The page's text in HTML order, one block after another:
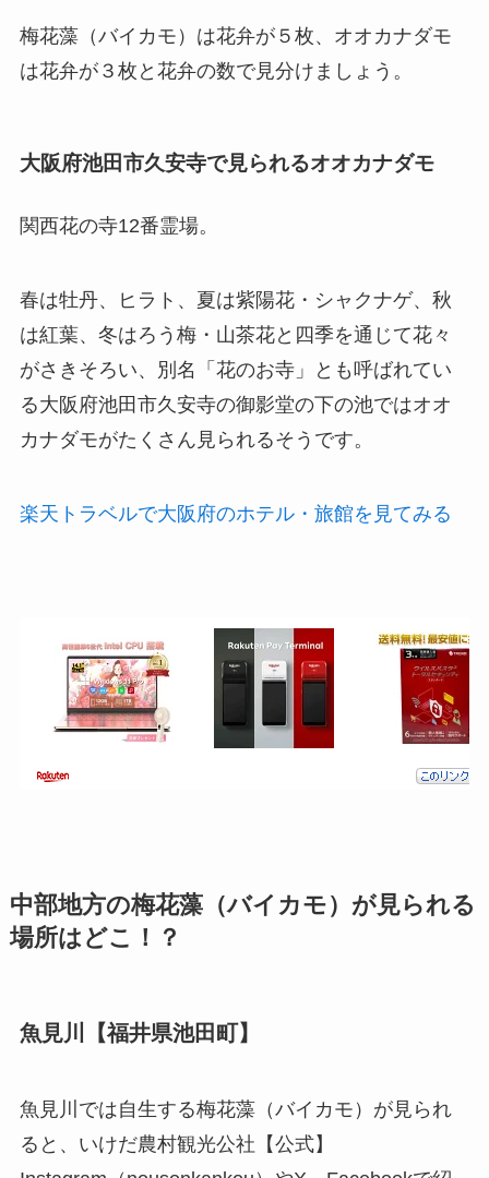
梅花藻（バイカモ）は花弁が５枚、オオカナダモ
は花弁が３枚と花弁の数で見分けましょう。
大阪府池田市久安寺で見られるオオカナダモ
関西花の寺12番霊場。
春は牡丹、ヒラト、夏は紫陽花・シャクナゲ、秋
は紅葉、冬はろう梅・山茶花と四季を通じて花々
がさきそろい、別名「花のお寺」とも呼ばれてい
る大阪府池田市久安寺の御影堂の下の池ではオオ
カナダモがたくさん見られるそうです。
楽天トラベルで大阪府のホテル・旅館を見てみる
中部地方の梅花藻（バイカモ）が見られる
場所はどこ！？
魚見川【福井県池田町】
魚見川では自生する梅花藻（バイカモ）が見られ
ると、いけだ農村観光公社【公式】